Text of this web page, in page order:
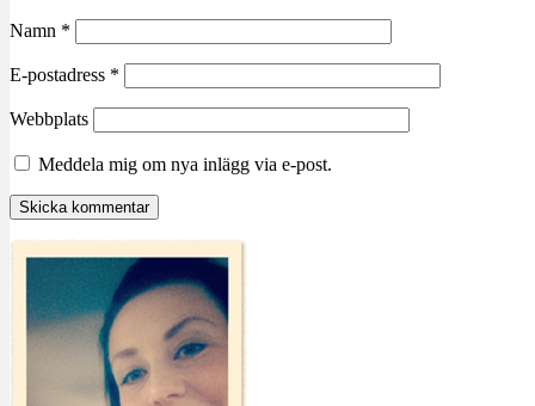
Namn *
E-postadress *
Webbplats
Meddela mig om nya inlägg via e-post.